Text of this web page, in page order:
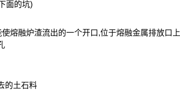
面的坑)
熔融炉渣流出的一个开口,位于熔融金属排放口上
的土石料